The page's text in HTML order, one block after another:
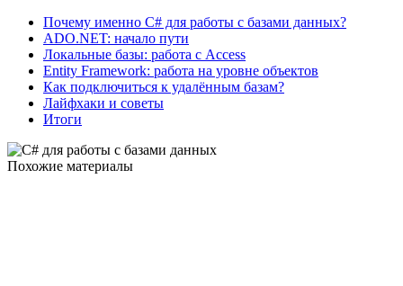
Почему именно C# для работы с базами данных?
ADO.NET: начало пути
Локальные базы: работа с Access
Entity Framework: работа на уровне объектов
Как подключиться к удалённым базам?
Лайфхаки и советы
Итоги
Похожие материалы